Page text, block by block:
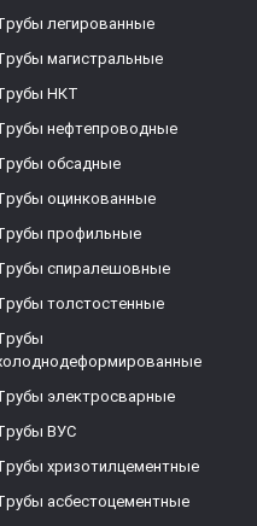
легированные
магистральные
НКТ
нефтепроводные
обсадные
оцинкованные
профильные
спиралешовные
толстостенные
электросварные
ВУС
хризотилцементные
асбестоцементные